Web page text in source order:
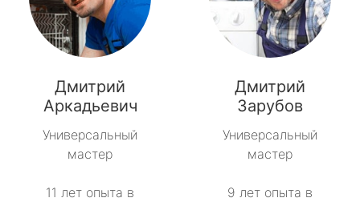
Дмитрий
Аркадьевич
Универсальный
мастер
11 лет опыта в
Дмитрий
Зарубов
Универсальный
мастер
9 лет опыта в